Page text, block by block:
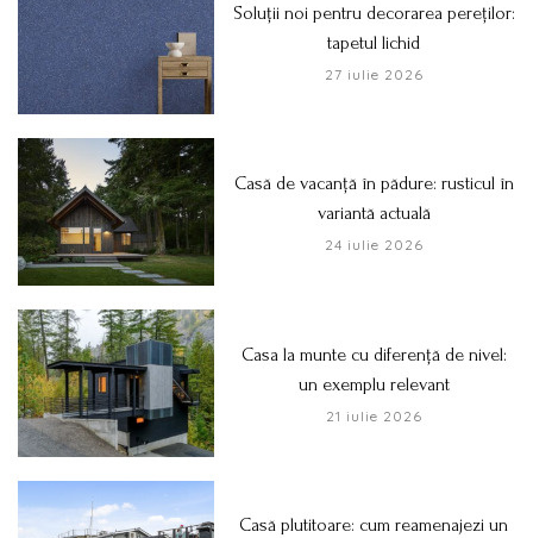
Soluții noi pentru decorarea pereților:
tapetul lichid
27 iulie 2026
Casă de vacanță în pădure: rusticul în
variantă actuală
24 iulie 2026
Casa la munte cu diferență de nivel:
un exemplu relevant
21 iulie 2026
Casă plutitoare: cum reamenajezi un